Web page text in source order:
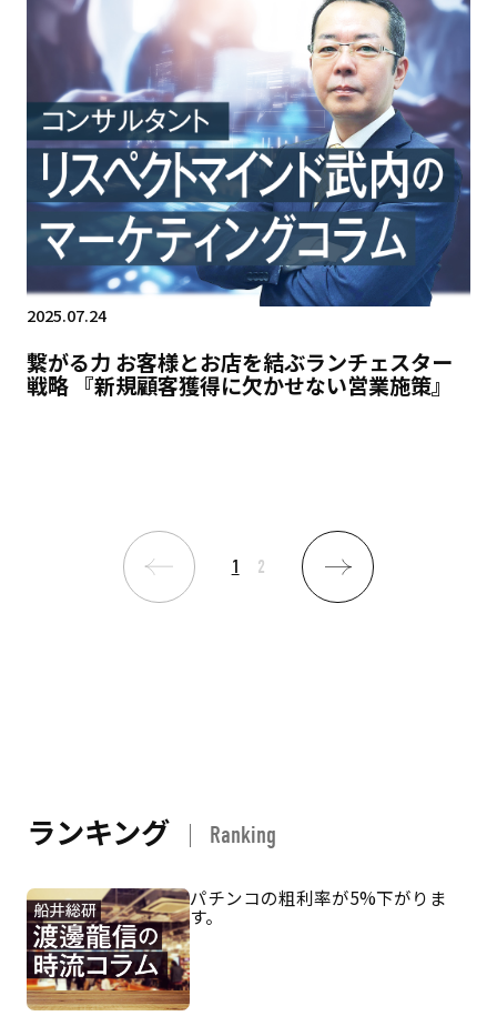
2025.07.24
繋がる力 お客様とお店を結ぶランチェスター
戦略 『新規顧客獲得に欠かせない営業施策』
1 2
ランキング Ranking
パチンコの粗利率が5%下がりま
す。